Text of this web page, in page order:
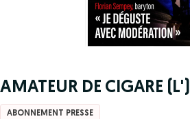
AMATEUR DE CIGARE (L')
ABONNEMENT PRESSE